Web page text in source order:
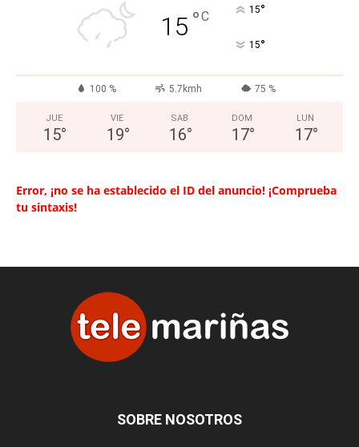
15 °C 15°
15°
100 % 5.7kmh 75 %
JUE
15°
VIE
19°
SAB
16°
DOM
17°
LUN
17°
Error, ¡no se ha establecido el ID del anuncio! ¡Comprueba
tu sintaxis!
SOBRE NOSOTROS